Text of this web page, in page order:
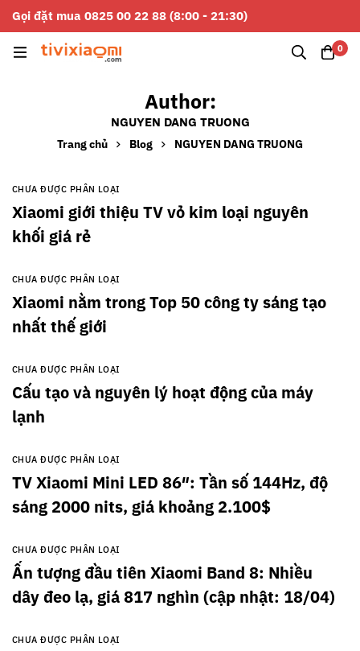
Gọi đặt mua 0825 00 22 88 (8:00 - 21:30)
0
Author:
NGUYEN DANG TRUONG
Trang chủ Blog NGUYEN DANG TRUONG
CHƯA ĐƯỢC PHÂN LOẠI
Xiaomi giới thiệu TV vỏ kim loại nguyên
khối giá rẻ
CHƯA ĐƯỢC PHÂN LOẠI
Xiaomi nằm trong Top 50 công ty sáng tạo
nhất thế giới
CHƯA ĐƯỢC PHÂN LOẠI
Cấu tạo và nguyên lý hoạt động của máy
lạnh
CHƯA ĐƯỢC PHÂN LOẠI
TV Xiaomi Mini LED 86″: Tần số 144Hz, độ
sáng 2000 nits, giá khoảng 2.100$
CHƯA ĐƯỢC PHÂN LOẠI
Ấn tượng đầu tiên Xiaomi Band 8: Nhiều
dây đeo lạ, giá 817 nghìn (cập nhật: 18/04)
CHƯA ĐƯỢC PHÂN LOẠI